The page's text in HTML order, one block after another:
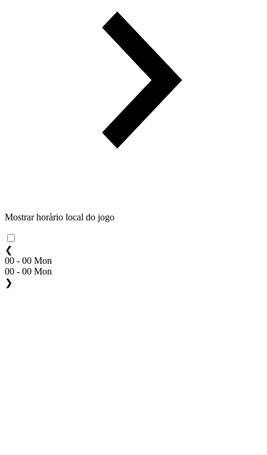
Mostrar horàrio local do jogo
❮
00 - 00 Mon
00 - 00 Mon
❯